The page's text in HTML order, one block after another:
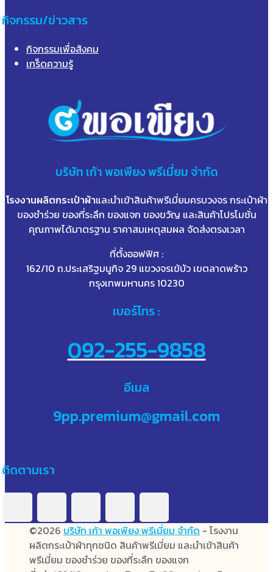
กิจกรรม/ข่าวสาร
กิจกรรมเพื่อสังคม
เกร็ดความรู้
บริษัท เก้าพอเพียง พรีเมี่ยม จำกัด
โรงงานผลิตกระเป๋าผ้าและนำเข้าสินค้าพรีเมี่ยมครบวงจร กระเป๋าผ้า
ของชำร่วย ของที่ระลึก ของแจก ของขวัญ และสินค้าโปรโมชั่น
คุณภาพได้มาตรฐาน ราคาสมเหตุสมผล จัดส่งตรงเวลา
ที่ตั้งออฟฟิศ :
162/10 ถ.ประเสริฐมนูกิจ 29 แขวงจรเข้บัว เขตลาดพร้าว
กรุงเทพมหานคร 10230
เบอร์โทร :
092-255-9858
อีเมล
9pp.premium@gmail.com
ติดตามเรา
©2026 บริษัท เก้า พอเพียง พรีเมี่ยม จำกัด - โรงงาน
ผลิตกระเป๋าผ้าทุกชนิด สินค้าพรีเมี่ยม และนำเข้าสินค้า
พรีเมี่ยม ของชำร่วย ของที่ระลึก ของแจก